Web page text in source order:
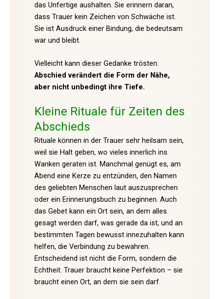
das Unfertige aushalten. Sie erinnern daran,
dass Trauer kein Zeichen von Schwäche ist.
Sie ist Ausdruck einer Bindung, die bedeutsam
war und bleibt.
Vielleicht kann dieser Gedanke trösten:
Abschied verändert die Form der Nähe,
aber nicht unbedingt ihre Tiefe.
Kleine Rituale für Zeiten des
Abschieds
Rituale können in der Trauer sehr heilsam sein,
weil sie Halt geben, wo vieles innerlich ins
Wanken geraten ist. Manchmal genügt es, am
Abend eine Kerze zu entzünden, den Namen
des geliebten Menschen laut auszusprechen
oder ein Erinnerungsbuch zu beginnen. Auch
das Gebet kann ein Ort sein, an dem alles
gesagt werden darf, was gerade da ist, und an
bestimmten Tagen bewusst innezuhalten kann
helfen, die Verbindung zu bewahren.
Entscheidend ist nicht die Form, sondern die
Echtheit. Trauer braucht keine Perfektion – sie
braucht einen Ort, an dem sie sein darf.